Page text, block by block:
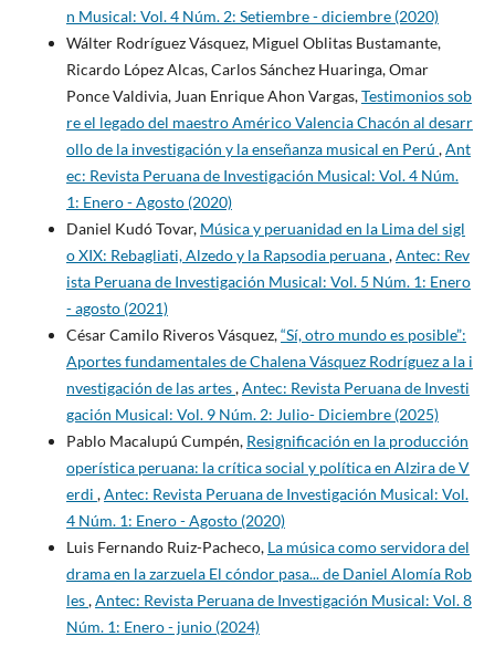
n Musical: Vol. 4 Núm. 2: Setiembre - diciembre (2020)
Wálter Rodríguez Vásquez, Miguel Oblitas Bustamante,
Ricardo López Alcas, Carlos Sánchez Huaringa, Omar
Ponce Valdivia, Juan Enrique Ahon Vargas,Testimonios sob
re el legado del maestro Américo Valencia Chacón al desarr
ollo de la investigación y la enseñanza musical en Perú ,Ant
ec: Revista Peruana de Investigación Musical: Vol. 4 Núm.
1: Enero - Agosto (2020)
Daniel Kudó Tovar, Música y peruanidad en la Lima del sigl
o XIX: Rebagliati, Alzedo y la Rapsodia peruana,Antec: Rev
ista Peruana de Investigación Musical: Vol. 5 Núm. 1: Enero
- agosto (2021)
César Camilo Riveros Vásquez,“Sí, otro mundo es posible”:
Aportes fundamentales de Chalena Vásquez Rodríguez a la i
nvestigación de las artes,Antec: Revista Peruana de Investi
gación Musical: Vol. 9 Núm. 2: Julio- Diciembre (2025)
Pablo Macalupú Cumpén, Resignificación en la producción
operística peruana: la crítica social y política en Alzira de V
erdi ,Antec: Revista Peruana de Investigación Musical: Vol.
4 Núm. 1: Enero - Agosto (2020)
Luis Fernando Ruiz-Pacheco, La música como servidora del
drama en la zarzuela El cóndor pasa... de Daniel Alomía Rob
les,Antec: Revista Peruana de Investigación Musical: Vol. 8
Núm. 1: Enero - junio (2024)